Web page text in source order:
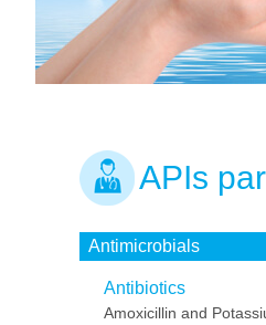
APIs
Antimicrobials
Antibiotics
Amoxicillin and